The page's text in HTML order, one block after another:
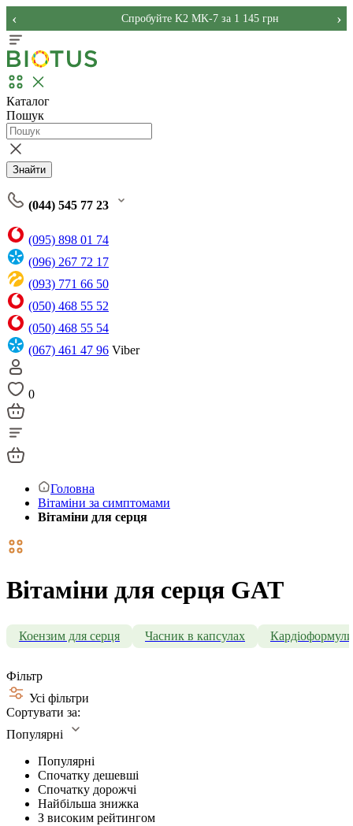
Спробуйте K2 MK-7 за 1 145 грн
‹ ›
Каталог
Пошук
Знайти
(044) 545 77 23
(095) 898 01 74
(096) 267 72 17
(093) 771 66 50
(050) 468 55 52
(050) 468 55 54
(067) 461 47 96 Viber
0
Головна
Вітаміни за симптомами
Вітаміни для серця
Вітаміни для серця GAT
Коензим для серця Часник в капсулах Кардіоформули
Фільтр
Усі фільтри
Сортувати за:
Популярні
Популярні
Спочатку дешевші
Спочатку дорожчі
Найбільша знижка
З високим рейтингом